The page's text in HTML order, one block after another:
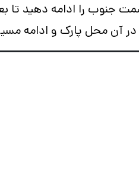
جنوب را ادامه دهید تا
آن محل پارک و ادامه